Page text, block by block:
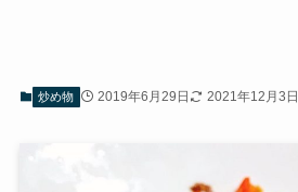
炒め物 2019年6月29日 2021年12月3日